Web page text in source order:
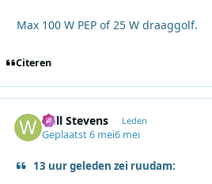
Max 100 W PEP of 25 W draaggolf.
Citeren
Will Stevens Leden
Geplaatst6 mei6 mei
13 uur geleden zei ruudam: